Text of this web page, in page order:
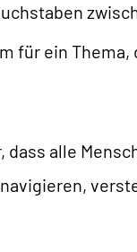
für ein
alle